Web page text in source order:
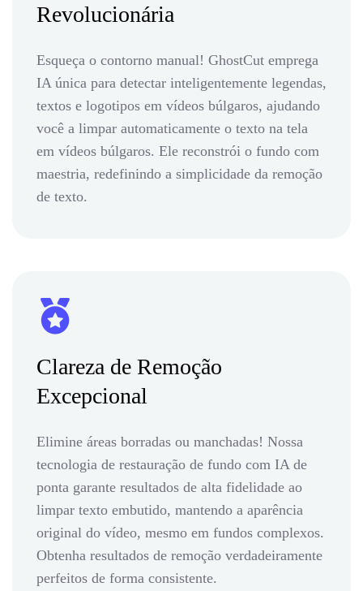
Revolucionária
Esqueça o contorno manual! GhostCut emprega
IA única para detectar inteligentemente legendas,
textos e logotipos em vídeos búlgaros, ajudando
você a limpar automaticamente o texto na tela
em vídeos búlgaros. Ele reconstrói o fundo com
maestria, redefinindo a simplicidade da remoção
de texto.
Clareza de Remoção
Excepcional
Elimine áreas borradas ou manchadas! Nossa
tecnologia de restauração de fundo com IA de
ponta garante resultados de alta fidelidade ao
limpar texto embutido, mantendo a aparência
original do vídeo, mesmo em fundos complexos.
Obtenha resultados de remoção verdadeiramente
perfeitos de forma consistente.